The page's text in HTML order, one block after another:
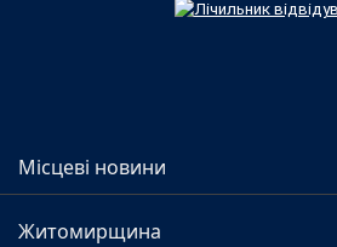
Місцеві новини
Житомирщина